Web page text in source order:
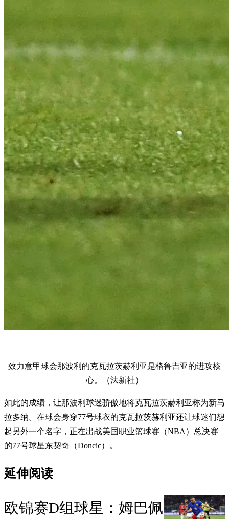
效力意甲球会那波利的克瓦拉茨赫利亚是格鲁吉亚的进攻核
心。（法新社）
如此的成绩，让那波利球迷骄傲地将克瓦拉茨赫利亚称为新马
拉多纳。在球会身穿77号球衣的克瓦拉茨赫利亚还让球迷们想
起另外一个名字，正在出战美国职业篮球赛（NBA）总决赛
的77号球星东契奇（Doncic）。
延伸阅读
欧锦赛D组球星：姆巴佩